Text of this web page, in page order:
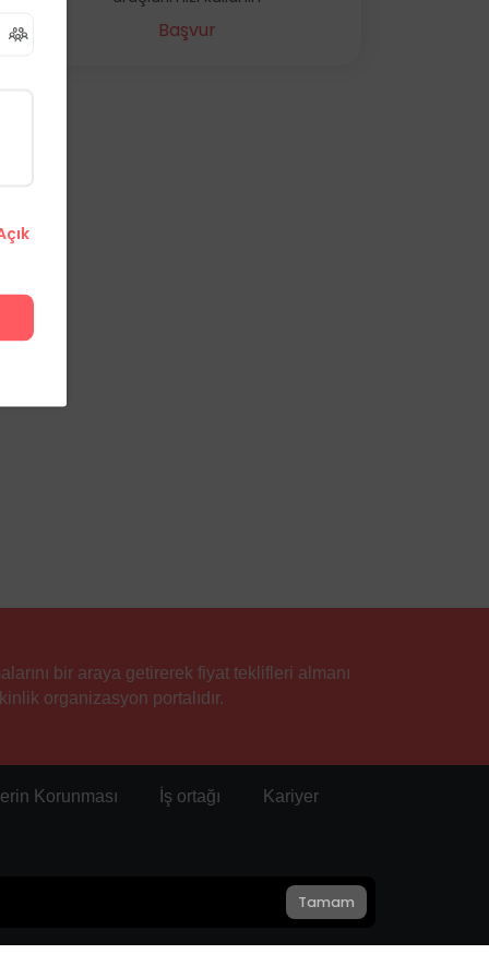
Başvur
bir araya getirerek fiyat teklifleri almanı
organizasyon portalıdır.
Korunması İş ortağı Kariyer
Tamam